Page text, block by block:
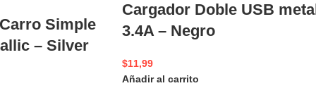
Simple
– Silver
Cargador Doble USB
3.4A – Negro
$11,99
Añadir al carrito